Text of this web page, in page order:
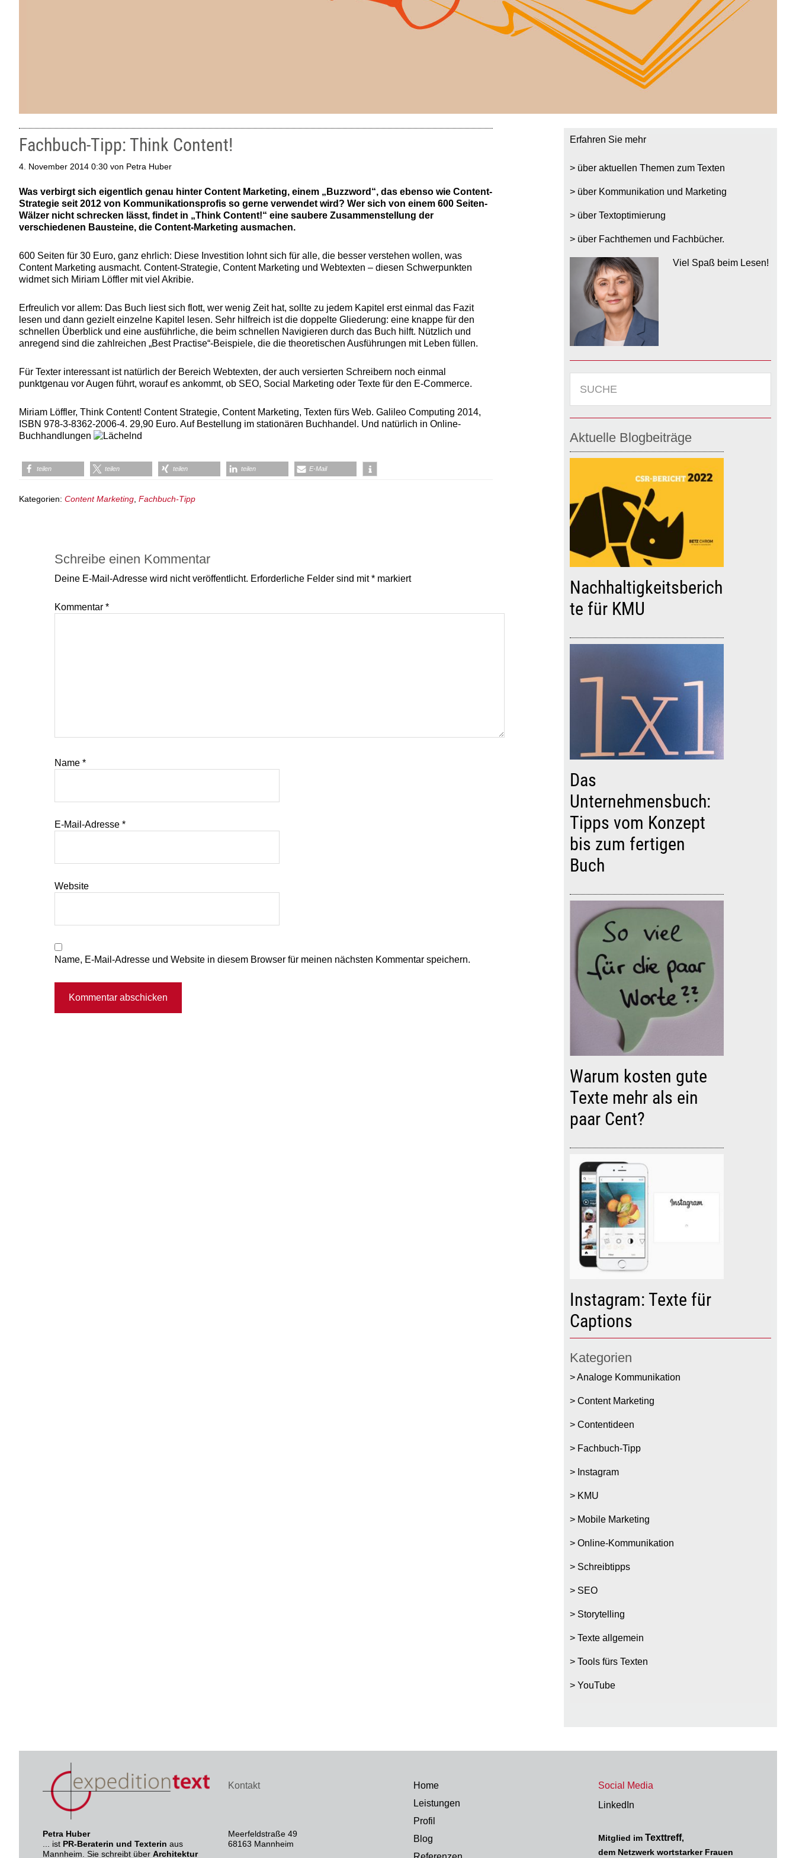
Fachbuch-Tipp: Think Content!
4. November 2014 0:30 von Petra Huber
Was verbirgt sich eigentlich genau hinter Content Marketing, einem „Buzzword“, das ebenso wie Content-
Strategie seit 2012 von Kommunikationsprofis so gerne verwendet wird? Wer sich von einem 600 Seiten-
Wälzer nicht schrecken lässt, findet in „Think Content!“ eine saubere Zusammenstellung der
verschiedenen Bausteine, die Content-Marketing ausmachen.
600 Seiten für 30 Euro, ganz ehrlich: Diese Investition lohnt sich für alle, die besser verstehen wollen, was
Content Marketing ausmacht. Content-Strategie, Content Marketing und Webtexten – diesen Schwerpunkten
widmet sich Miriam Löffler mit viel Akribie.
Erfreulich vor allem: Das Buch liest sich flott, wer wenig Zeit hat, sollte zu jedem Kapitel erst einmal das Fazit
lesen und dann gezielt einzelne Kapitel lesen. Sehr hilfreich ist die doppelte Gliederung: eine knappe für den
schnellen Überblick und eine ausführliche, die beim schnellen Navigieren durch das Buch hilft. Nützlich und
anregend sind die zahlreichen „Best Practise“-Beispiele, die die theoretischen Ausführungen mit Leben füllen.
Für Texter interessant ist natürlich der Bereich Webtexten, der auch versierten Schreibern noch einmal
punktgenau vor Augen führt, worauf es ankommt, ob SEO, Social Marketing oder Texte für den E-Commerce.
Miriam Löffler, Think Content! Content Strategie, Content Marketing, Texten fürs Web. Galileo Computing 2014,
ISBN 978-3-8362-2006-4. 29,90 Euro. Auf Bestellung im stationären Buchhandel. Und natürlich in Online-
Buchhandlungen
teilen teilen teilen teilen E-Mail
Kategorien: Content Marketing Fachbuch-Tipp
Schreibe einen Kommentar
Deine E-Mail-Adresse wird nicht veröffentlicht. Erforderliche Felder sind mit* markiert
Kommentar *
Name *
E-Mail-Adresse *
Website
Name, E-Mail-Adresse und Website in diesem Browser für meinen nächsten Kommentar speichern.
Seitenspalte
Erfahren Sie mehr
über aktuellen Themen zum Texten
über Kommunikation und Marketing
über Textoptimierung
über Fachthemen und Fachbücher.
Viel Spaß beim Lesen!
Aktuelle Blogbeiträge
Nachhaltigkeitsberich
te für KMU
Das
Unternehmensbuch:
Tipps vom Konzept
bis zum fertigen
Buch
Warum kosten gute
Texte mehr als ein
paar Cent?
Instagram: Texte für
Captions
Kategorien
Analoge Kommunikation
Content Marketing
Contentideen
Fachbuch-Tipp
Instagram
KMU
Mobile Marketing
Online-Kommunikation
Schreibtipps
SEO
Storytelling
Texte allgemein
Tools fürs Texten
YouTube
Petra Huber
... ist PR-Beraterin und Texterin aus
Mannheim. Sie schreibt über Architektur
Kontakt
Meerfeldstraße 49
68163 Mannheim
Home
Leistungen
Profil
Blog
Social Media
LinkedIn
Mitglied imTexttreff,
dem Netzwerk wortstarker Frauen